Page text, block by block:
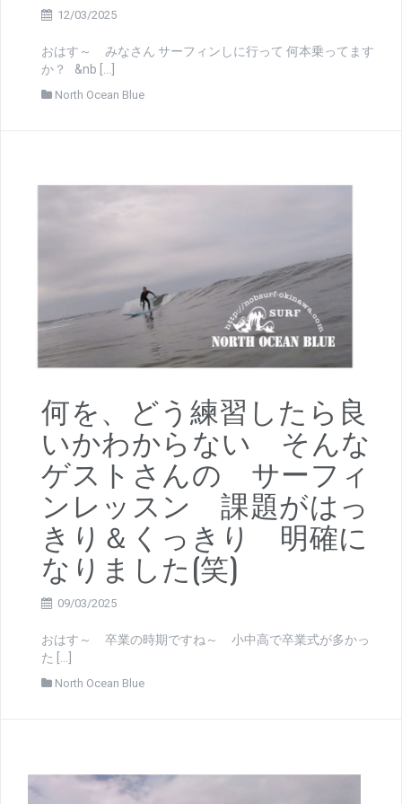
12/03/2025
おはす～ みなさん サーフィンしに行って 何本乗ってます
か？ &nb […]
North Ocean Blue
何を、どう練習したら良
いかわからない そんな
ゲストさんの サーフィ
ンレッスン 課題がはっ
きり＆くっきり 明確に
なりました(笑)
09/03/2025
おはす～ 卒業の時期ですね～ 小中高で卒業式が多かっ
た […]
North Ocean Blue